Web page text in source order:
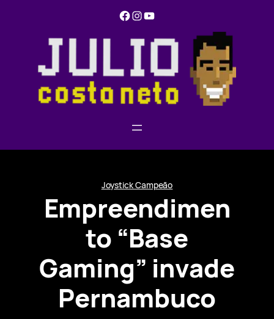
Facebook Instagram YouTube
Joystick Campeão
Empreendimen
to “Base
Gaming” invade
Pernambuco